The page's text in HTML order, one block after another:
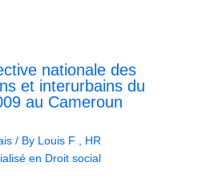
nationale des
et interurbains du
au Cameroun
/ By Louis F , HR
en Droit social